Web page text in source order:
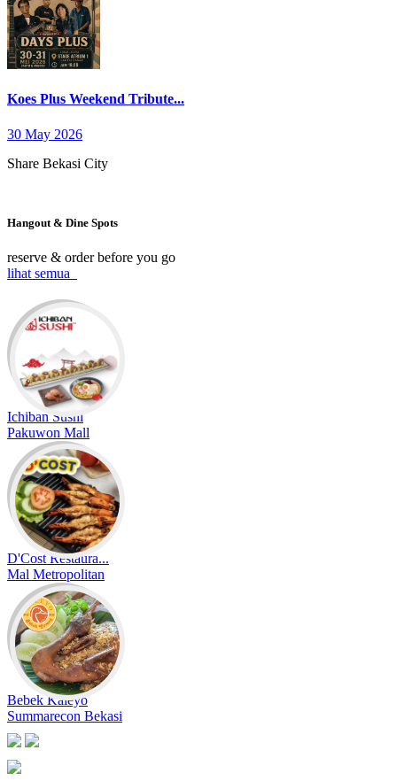
Koes Plus Weekend Tribute...
30 May 2026
Share Bekasi City
Hangout & Dine Spots
reserve & order before you go
lihat semua
Ichiban Sushi
Pakuwon Mall
D'Cost Restaura...
Mal Metropolitan
Bebek Kaleyo
Summarecon Bekasi